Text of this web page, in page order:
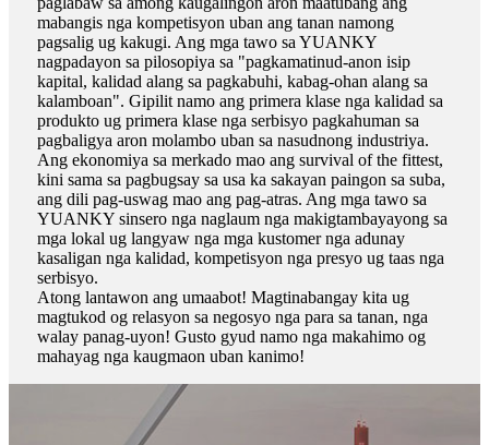
mabangis nga kompetisyon uban ang tanan namong
pagsalig ug kakugi. Ang mga tawo sa YUANKY
nagpadayon sa pilosopiya sa "pagkamatinud-anon isip
kapital, kalidad alang sa pagkabuhi, kabag-ohan alang sa
kalamboan". Gipilit namo ang primera klase nga kalidad sa
produkto ug primera klase nga serbisyo pagkahuman sa
pagbaligya aron molambo uban sa nasudnong industriya.
Ang ekonomiya sa merkado mao ang survival of the fittest,
kini sama sa pagbugsay sa usa ka sakayan paingon sa suba,
ang dili pag-uswag mao ang pag-atras. Ang mga tawo sa
YUANKY sinsero nga naglaum nga makigtambayayong sa
mga lokal ug langyaw nga mga kustomer nga adunay
kasaligan nga kalidad, kompetisyon nga presyo ug taas nga
serbisyo.
Atong lantawon ang umaabot! Magtinabangay kita ug
magtukod og relasyon sa negosyo nga para sa tanan, nga
walay panag-uyon! Gusto gyud namo nga makahimo og
mahayag nga kaugmaon uban kanimo!